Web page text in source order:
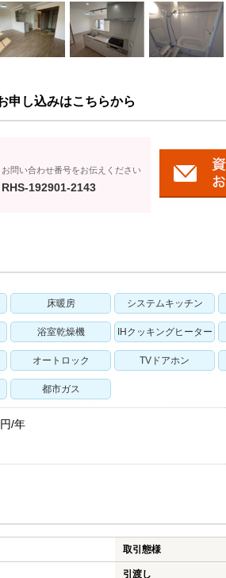
申し込みはこちらから
お問い合わせ番号をお伝えください
RHS-192901-2143
床暖房 システムキッチン
浴室乾燥機 IHクッキングヒーター
オートロック TVドアホン
都市ガス
/年
取引態様
引渡し